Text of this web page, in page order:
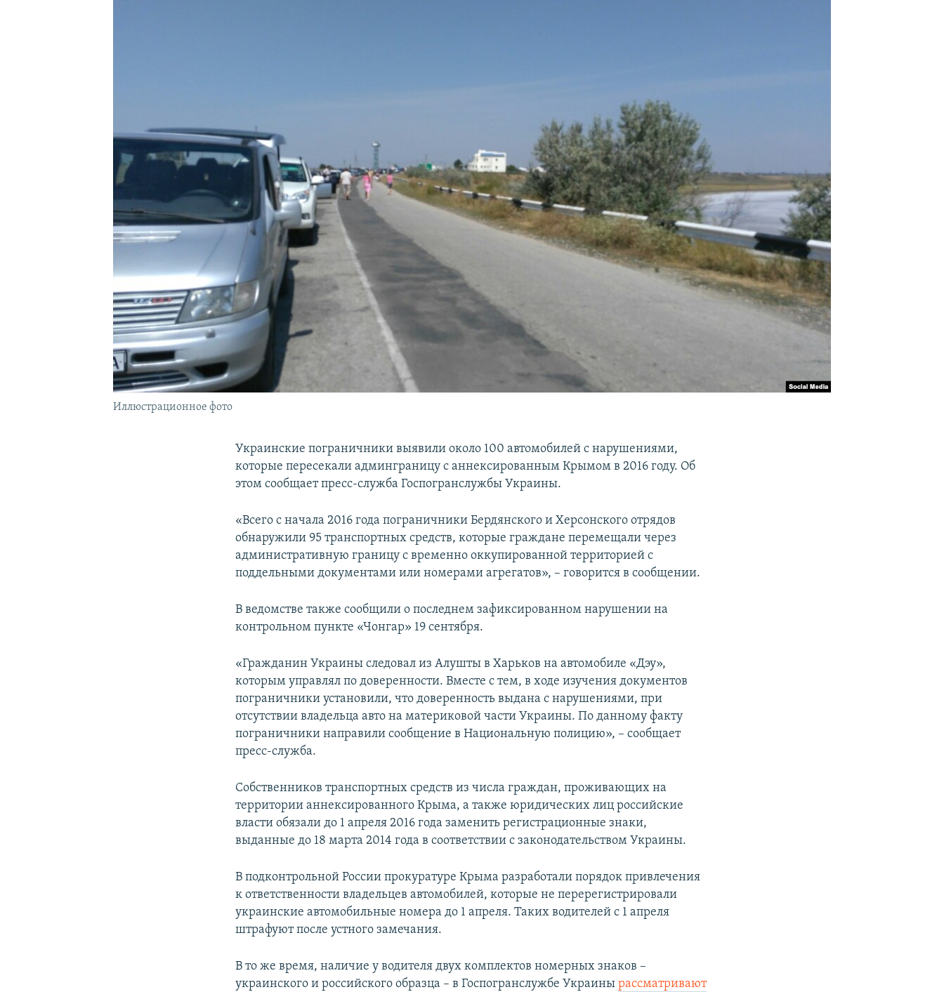
Иллюстрационное фото
Украинские пограничники выявили около 100 автомобилей с нарушениями,
которые пересекали админграницу с аннексированным Крымом в 2016 году. Об
этом сообщает пресс-служба Госпогранслужбы Украины.
«Всего с начала 2016 года пограничники Бердянского и Херсонского отрядов
обнаружили 95 транспортных средств, которые граждане перемещали через
административную границу с временно оккупированной территорией с
поддельными документами или номерами агрегатов», – говорится в сообщении.
В ведомстве также сообщили о последнем зафиксированном нарушении на
контрольном пункте «Чонгар» 19 сентября.
«Гражданин Украины следовал из Алушты в Харьков на автомобиле «Дэу»,
которым управлял по доверенности. Вместе с тем, в ходе изучения документов
пограничники установили, что доверенность выдана с нарушениями, при
отсутствии владельца авто на материковой части Украины. По данному факту
пограничники направили сообщение в Национальную полицию», – сообщает
пресс-служба.
Собственников транспортных средств из числа граждан, проживающих на
территории аннексированного Крыма, а также юридических лиц российские
власти обязали до 1 апреля 2016 года заменить регистрационные знаки,
выданные до 18 марта 2014 года в соответствии с законодательством Украины.
В подконтрольной России прокуратуре Крыма разработали порядок привлечения
к ответственности владельцев автомобилей, которые не перерегистрировали
украинские автомобильные номера до 1 апреля. Таких водителей с 1 апреля
штрафуют после устного замечания.
В то же время, наличие у водителя двух комплектов номерных знаков –
украинского и российского образца – в Госпогранслужбе Украинырассматривают